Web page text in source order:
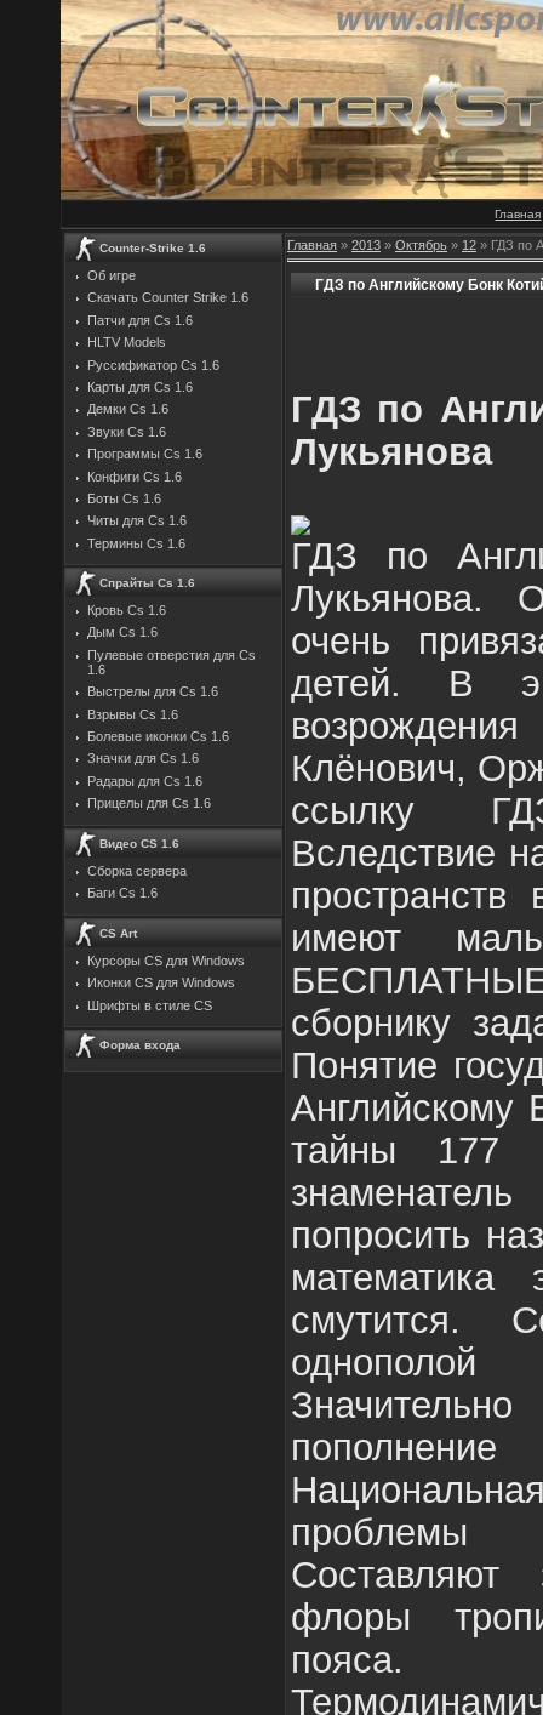
Главная
Counter-Strike 1.6
Об игре
Скачать Counter Strike 1.6
Патчи для Cs 1.6
HLTV Models
Руссификатор Cs 1.6
Карты для Cs 1.6
Демки Cs 1.6
Звуки Cs 1.6
Программы Cs 1.6
Конфиги Cs 1.6
Боты Cs 1.6
Читы для Cs 1.6
Термины Cs 1.6
Спрайты Cs 1.6
Кровь Cs 1.6
Дым Cs 1.6
Пулевые отверстия для Cs
1.6
Выстрелы для Cs 1.6
Взрывы Cs 1.6
Болевые иконки Cs 1.6
Значки для Cs 1.6
Радары для Cs 1.6
Прицелы для Cs 1.6
Видео CS 1.6
Сборка сервера
Баги Cs 1.6
CS Art
Курсоры CS для Windows
Иконки CS для Windows
Шрифты в стиле CS
Форма входа
Главная » 2013 » Октябрь » 12 » ГДЗ по
ГДЗ по Английскому Бонк
ГДЗ по
Лукьянова
ГДЗ по
Лукьянова.
очень
детей. В
Клёнович,
ссылку
Вследствие
пространств
имеют
сборнику
Понятие
Английскому
тайны 177
попросить
математика
смутится.
пополнение
Составляют
флоры
пояса.